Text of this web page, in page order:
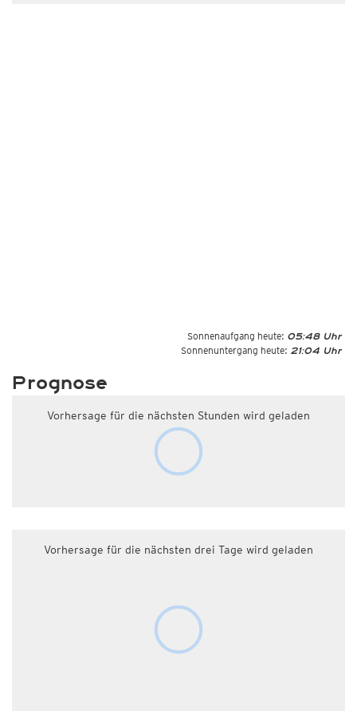
Sonnenaufgang heute: 05:48 Uhr
Sonnenuntergang heute: 21:04 Uhr
Prognose
Vorhersage für die nächsten Stunden wird geladen
Vorhersage für die nächsten drei Tage wird geladen